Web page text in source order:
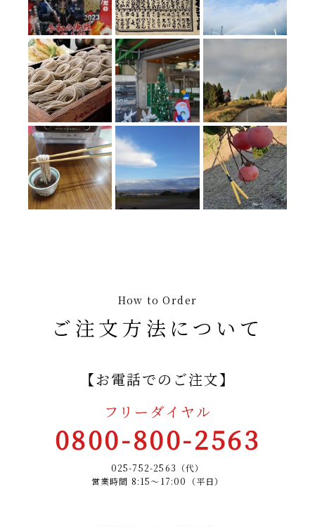
How to Order
ご注文方法について
【お電話でのご注文】
フリーダイヤル
0800-800-2563
025-752-2563（代）
営業時間 8:15～17:00（平日）